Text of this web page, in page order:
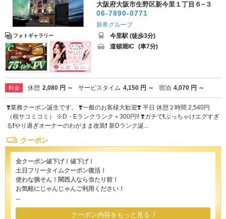
フォトギャラリー
大阪府大阪市生野区新今里１丁目６−３
06-7890-0771
新希グループ
今里駅 (徒歩3分)
道頓堀IC (車7分)
料金 休憩 2,080 円 ～ サービスタイム 4,150 円 ～ 宿泊 4,070 円 ～
❣️業務クーポン誕生です。 ❣️一般のお客様大歓迎❣️ 平日 休憩２時間 2,540円
（税サコミコミ） ※D・Eランクランク＋300円!! ❣️ガチで❗️ぶっちゃけエグすぎ
る❗️やり過ぎオーナーのわがまま改装❗️ 新Dランク誕...
クーポン
全クーポン値下げ！値下げ！
土日フリータイムクーポン復活！
使わな損そん！関西人なら当たり前！
お気軽にじゃんじゃんご利用ください！
...
クーポン内容をもっと見る